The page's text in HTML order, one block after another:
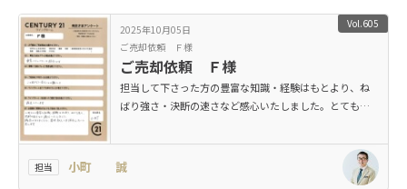
Vol.605
2025年10月05日
ご売却依頼 Ｆ様
ご売却依頼 Ｆ様
担当して下さった方の豊富な知識・経験はもとより、ね
ばり強さ・決断の速さなど感心いたしました。とても満
担当 小町 誠